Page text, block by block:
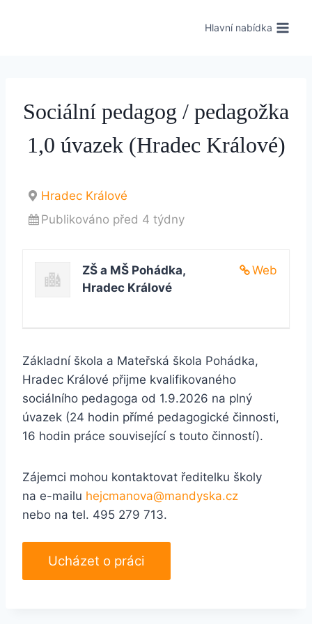
Hlavní nabídka
Sociální pedagog / pedagožka
1,0 úvazek (Hradec Králové)
Hradec Králové
Publikováno před 4 týdny
Web
ZŠ a MŠ Pohádka,
Hradec Králové
Základní škola a Mateřská škola Pohádka,
Hradec Králové přijme kvalifikovaného
sociálního pedagoga od 1.9.2026 na plný
úvazek (24 hodin přímé pedagogické činnosti,
16 hodin práce související s touto činností).
Zájemci mohou kontaktovat ředitelku školy
na e-mailu hejcmanova@mandyska.cz
nebo na tel. 495 279 713.